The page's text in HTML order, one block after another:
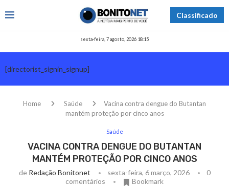
Classificado
sexta-feira, 7 agosto, 2026 18:15
[directorist_signin_signup]
Home Saúde
Vacina contra dengue do Butantan
mantém proteção por cinco anos
Saúde
VACINA CONTRA DENGUE DO BUTANTAN
MANTÉM PROTEÇÃO POR CINCO ANOS
de Redação Bonitonet sexta-feira, 6 março, 2026
0
comentários
Bookmark